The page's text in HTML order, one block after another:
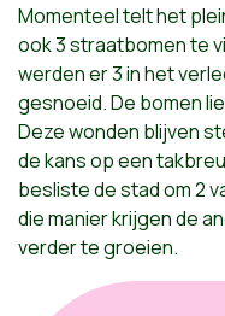
Momenteel telt het
ook 3 straatbomen te
werden er 3 in het
gesnoeid. De bomen
Deze wonden blijven
de kans op een
besliste de stad om 2
die manier krijgen de
verder te groeien.